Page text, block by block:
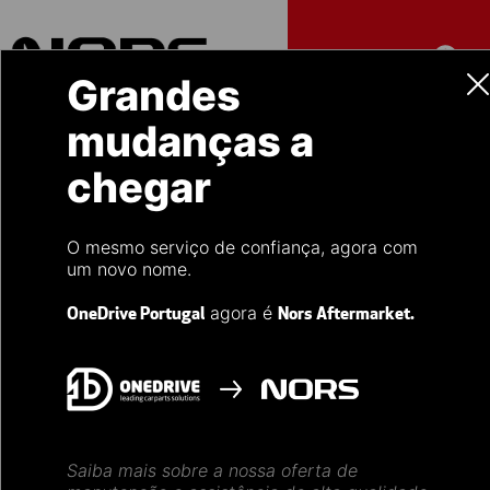
Nors, segmento
Aftermarket
Grandes
mudanças a
chegar
O mesmo serviço de confiança, agora com
um novo nome.
OneDrive Portugal agora é Nors Aftermarket.
Saiba mais sobre a nossa oferta de